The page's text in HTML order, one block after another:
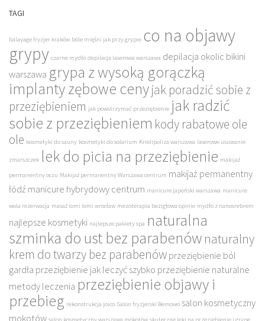
TAGI
balayage fryzjer kraków bóle mięśni jak przy grypie co na objawy
grypy czarne mydło depilacja laserowa warszawa depilacja okolic bikini
warszawa grypa z wysoką gorączką
implanty zębowe cenyjak poradzić sobie z
przeziębieniem jak powstrzymać przeziębienie jak radzić
sobie z przeziębieniem kody rabatowe ole
ole kosmetyki do sauny kosmetyki do solarium Kriolipoliza warszawa laserowe usuwanie
zmarszczek lek do picia na przeziębienie makijaż
permanentny oczu Makijaż permanentny Warszawa centrum makijaż permanentny
łódź manicure hybrydowy centrum manicure japoński warszawa manicure
wola rezerwacja masaż lomi lomi wrocław mezoterapia bezigłowa opinie mydło z nanosrebrem
najlepsze kosmetyki najlepsze pakiety spa naturalna
szminka do ust bez parabenów naturalny
krem do twarzy bez parabenówprzeziębienie ból
gardła przeziębienie jak leczyć szybko przeziębienie naturalne
metody leczenia przeziębienie objawy i
przebieg rekonstrukcja joico Salon fryzjerski Bemowo salon kosmetyczny